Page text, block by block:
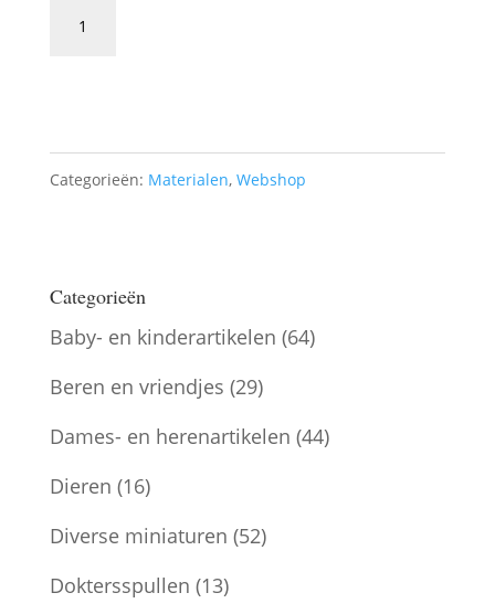
Stof
aantal
Categorieën: Materialen, Webshop
Categorieën
Baby- en kinderartikelen (64)
Beren en vriendjes (29)
Dames- en herenartikelen (44)
Dieren (16)
Diverse miniaturen (52)
Doktersspullen (13)